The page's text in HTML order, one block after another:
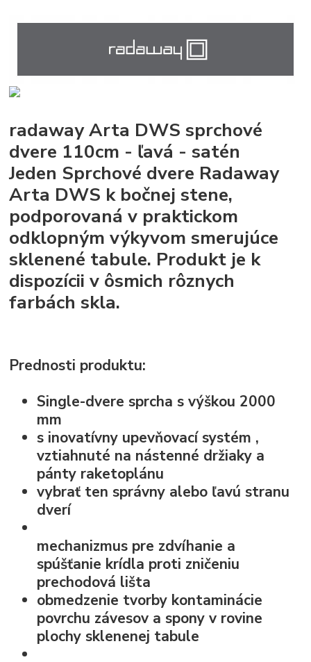
radaway Arta DWS sprchové
dvere 110cm - ľavá - satén
Jeden Sprchové dvere Radaway
Arta DWS k bočnej stene,
podporovaná v praktickom
odklopným výkyvom smerujúce
sklenené tabule. Produkt je k
dispozícii v ôsmich rôznych
farbách skla.
Prednosti produktu:
Single-dvere sprcha s výškou 2000
mm
s inovatívny upevňovací systém ,
vztiahnuté na nástenné držiaky a
pánty raketoplánu
vybrať ten správny alebo ľavú stranu
dverí
mechanizmus pre zdvíhanie a
spúšťanie krídla proti zničeniu
prechodová lišta
obmedzenie tvorby kontaminácie
povrchu závesov a spony v rovine
plochy sklenenej tabule